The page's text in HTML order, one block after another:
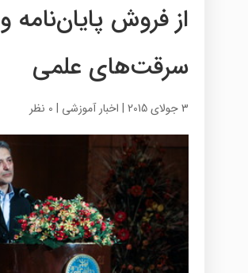
از فروش پایان‌نامه و
سرقت‌های علمی
3 جولای 2015 | اخبار آموزشی | 0 نظر